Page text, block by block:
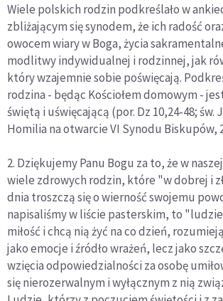
Wiele polskich rodzin podkreślało w
zbliżającym się synodem, że ich radość
owocem wiary w Boga, życia
modlitwy indywidualnej i rodzinnej, jak
który wzajemnie sobie poświęcają.
rodzina - będąc Kościołem domowym -
świętą i uświęcającą (por. Dz 10,24-48; św.
Homilia na otwarcie VI Synodu Biskupów,
2. Dziękujemy Panu Bogu za to, że w
wiele zdrowych rodzin, które "w dobrej i
dnia troszczą się o wierność swojemu
napisaliśmy w liście pasterskim, to
miłość i chcą nią żyć na co dzień,
jako emocje i źródło wrażeń, lecz jako
wzięcia odpowiedzialności za osobę
się nierozerwalnym i wyłącznym z nią